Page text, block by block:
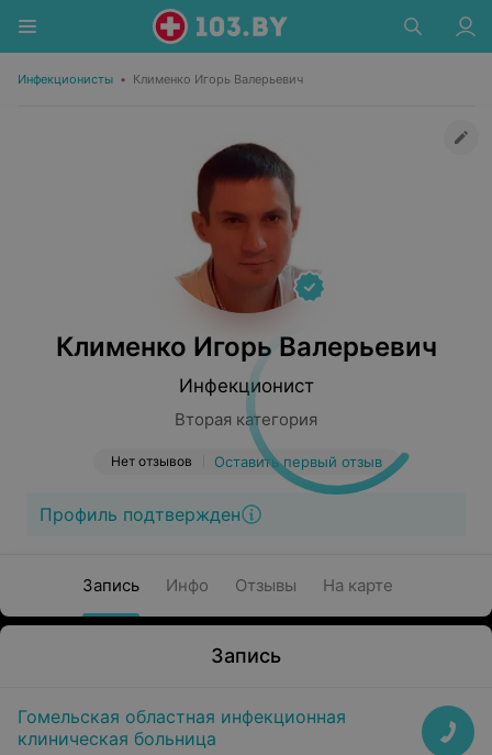
Инфекционисты • Клименко Игорь Валерьевич
Клименко Игорь Валерьевич
Инфекционист
Вторая категория
Нет отзывов Оставить первый отзыв
Профиль подтвержден
Запись Инфо Отзывы На карте
Запись
Гомельская областная инфекционная
клиническая больница